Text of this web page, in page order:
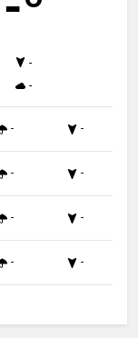
-
-
- -
- -
- -
- -